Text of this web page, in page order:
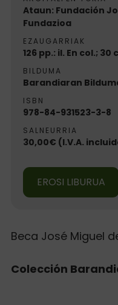
Ataun: Fundación
Fundazioa
EZAUGARRIAK
126 pp.: il. En col.; 30
BILDUMA
Barandiaran
ISBN
978-84-931523-3-8
SALNEURRIA
30,00€ (I.V.A.
EROSI LIBURUA
Beca José Miguel
Colección